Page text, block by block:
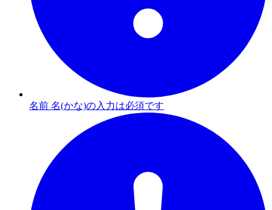
名前 名(かな)の入力は必須です